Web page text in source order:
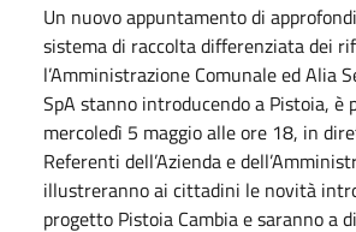
Un nuovo appuntamento di
sistema di raccolta differenziata dei
l’Amministrazione Comunale ed Alia
SpA stanno introducendo a Pistoia, è
mercoledì 5 maggio alle ore 18, in
Referenti dell’Azienda e
illustreranno ai cittadini le novità
progetto Pistoia Cambia e saranno a